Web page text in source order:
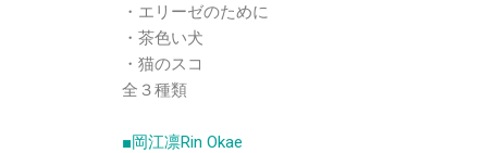
・エリーゼのために
・茶色い犬
・猫のスコ
全３種類
■岡江凛Rin Okae